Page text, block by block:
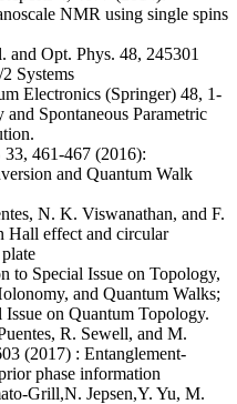
NMR using single spins
and Opt. Phys. 48, 245301
Systems
Electronics (Springer) 48, 1-
Spontaneous Parametric
461-467 (2016):
and Quantum Walk
N. K. Viswanathan, and F.
Hall effect and circular
to Special Issue on Topology,
and Quantum Walks;
on Quantum Topology.
R. Sewell, and M.
(2017) : Entanglement-
phase information
Grill,N. Jepsen,Y. Yu, M.